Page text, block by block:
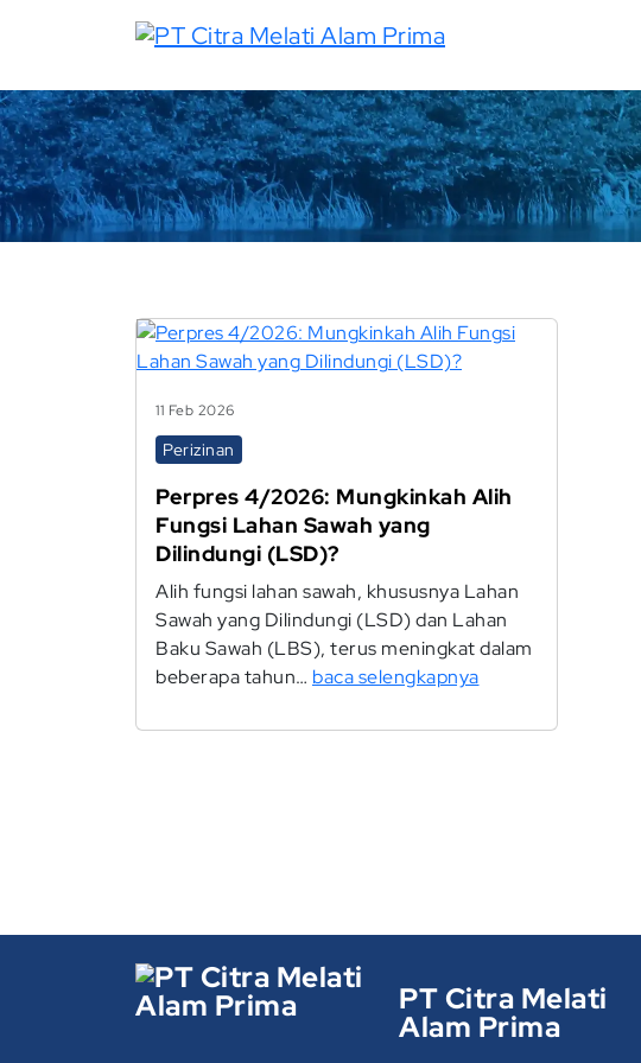
11 Feb 2026
Perizinan
Perpres 4/2026: Mungkinkah Alih
Fungsi Lahan Sawah yang
Dilindungi (LSD)?
Alih fungsi lahan sawah, khususnya Lahan
Sawah yang Dilindungi (LSD) dan Lahan
Baku Sawah (LBS), terus meningkat dalam
beberapa tahun… baca selengkapnya
PT Citra Melati
Alam Prima